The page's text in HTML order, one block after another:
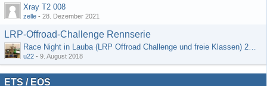
Xray T2 008
zelle - 28. Dezember 2021
LRP-Offroad-Challenge Rennserie
Race Night in Lauba (LRP Offroad Challenge und freie Klassen) 25/26.08
u22 - 9. August 2018
ETS / EOS